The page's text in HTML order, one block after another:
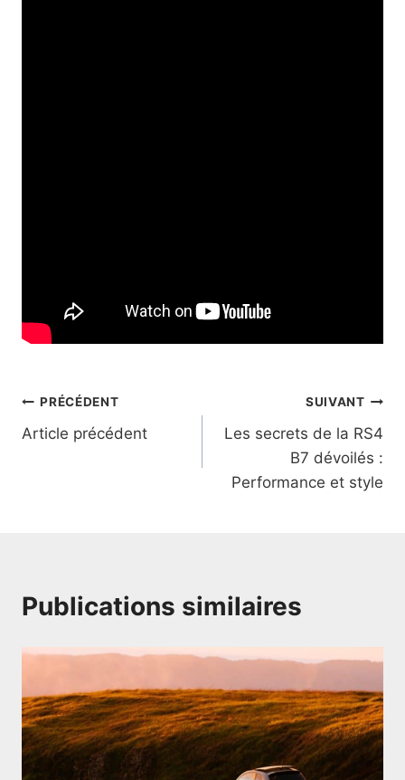
Navigation
de
PRÉCÉDENT
Article précédent
SUIVANT
Les secrets de la RS4
B7 dévoilés :
Performance et style
Publications similaires